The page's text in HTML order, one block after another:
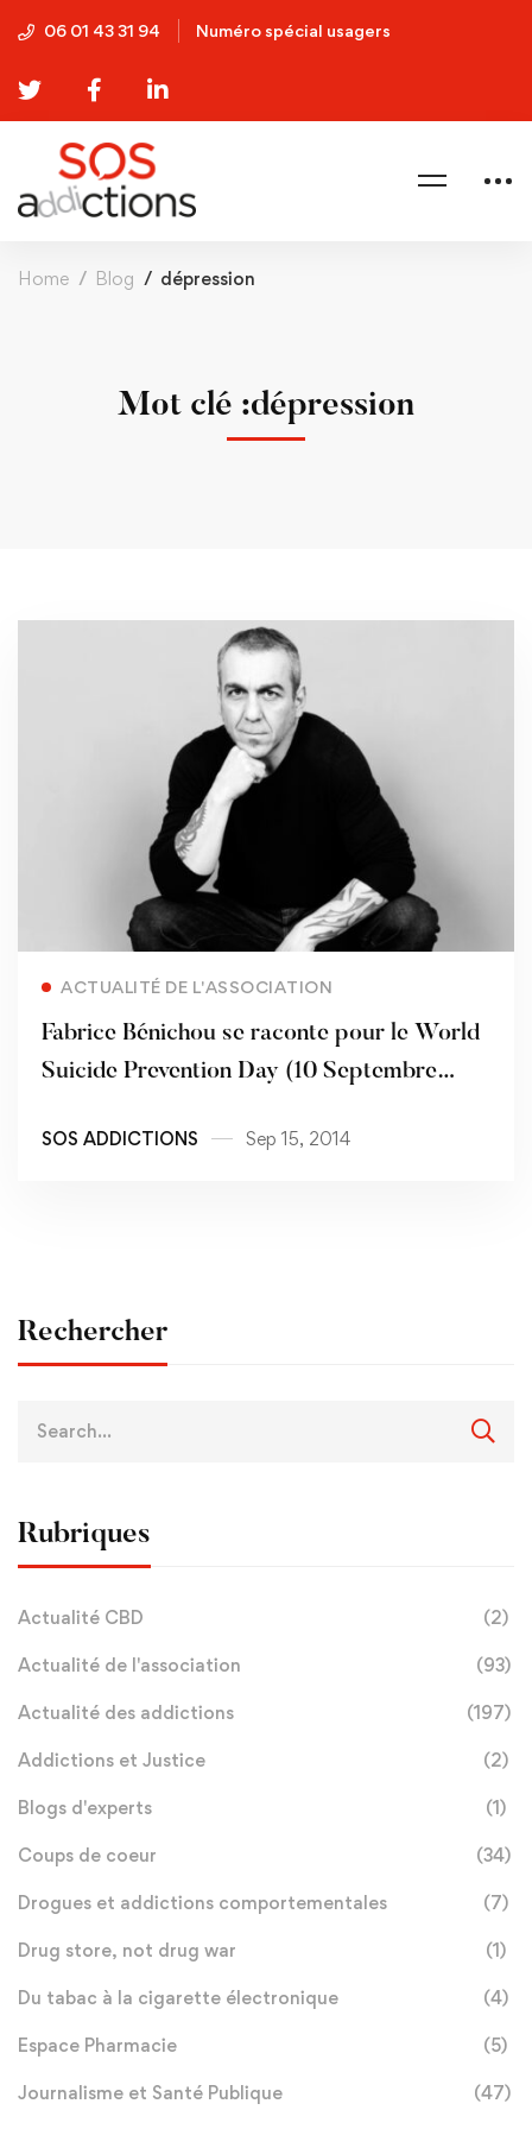
06 01 43 31 94 Numéro spécial usagers
Home Blog dépression
Mot clé :dépression
ACTUALITÉ DE L'ASSOCIATION
Fabrice Bénichou se raconte pour le World
Suicide Prevention Day (10 Septembre
SOS ADDICTIONS Sep 15, 2014
Rechercher
Rubriques
Actualité CBD (2)
Actualité de l'association (93)
Actualité des addictions (197)
Addictions et Justice (2)
Blogs d'experts (1)
Coups de coeur (34)
Drogues et addictions comportementales (7)
Drug store, not drug war (1)
Du tabac à la cigarette électronique (4)
Espace Pharmacie (5)
Journalisme et Santé Publique (47)